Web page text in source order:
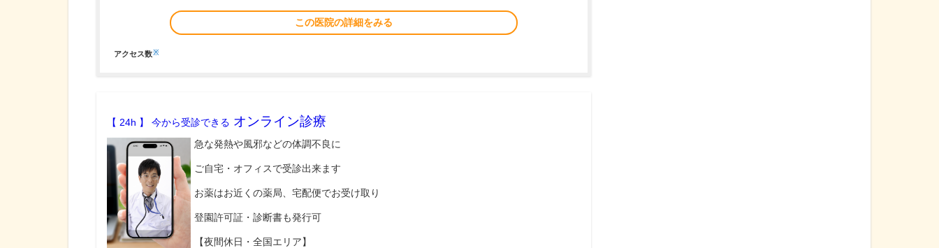
この医院の詳細をみる
アクセス数※
【 24h 】 今から受診できる オンライン診療
急な発熱や風邪などの体調不良に
ご自宅・オフィスで受診出来ます
お薬はお近くの薬局、宅配便でお受け取り
登園許可証・診断書も発行可
【夜間休日・全国エリア】